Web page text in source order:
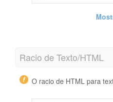
Racio de Texto/HTML
O racio de HTML para